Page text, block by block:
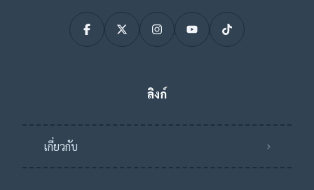
ลิงก์
เกี่ยวกับ